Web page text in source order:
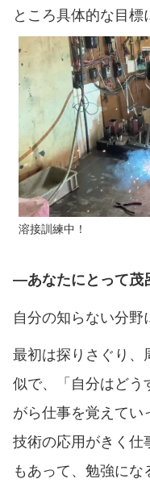
ところ具体的な目標
溶接訓練中！
―あなたにとって茂
自分の知らない分野
最初は探りさぐり
似で、「自分はどう
がら仕事を覚えて
技術の応用がきく
もあって、勉強にな